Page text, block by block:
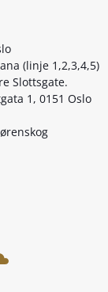
(linje 1,2,3,4,5)
Slottsgate.
1, 0151 Oslo